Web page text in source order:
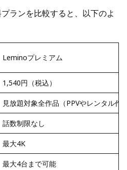
ランを比較すると、以下のよ
Leminoプレミアム
1,540円（税込）
見放題対象全作品（PPVやレンタル作
話数制限なし
最大4K
最大4台まで可能